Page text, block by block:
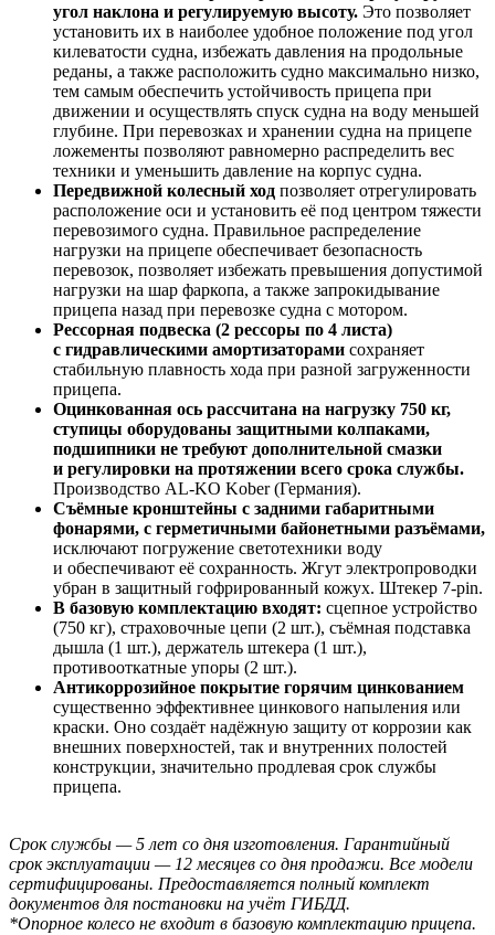
угол наклона и регулируемую высоту. Это позволяет
установить их в наиболее удобное положение под угол
килеватости судна, избежать давления на продольные
реданы, а также расположить судно максимально низко,
тем самым обеспечить устойчивость прицепа при
движении и осуществлять спуск судна на воду меньшей
глубине. При перевозках и хранении судна на прицепе
ложементы позволяют равномерно распределить вес
техники и уменьшить давление на корпус судна.
Передвижной колесный ход позволяет отрегулировать
расположение оси и установить её под центром тяжести
перевозимого судна. Правильное распределение
нагрузки на прицепе обеспечивает безопасность
перевозок, позволяет избежать превышения допустимой
нагрузки на шар фаркопа, а также запрокидывание
прицепа назад при перевозке судна с мотором.
Рессорная подвеска (2 рессоры по 4 листа)
с гидравлическими амортизаторами сохраняет
стабильную плавность хода при разной загруженности
прицепа.
Оцинкованная ось рассчитана на нагрузку 750 кг,
ступицы оборудованы защитными колпаками,
подшипники не требуют дополнительной смазки
и регулировки на протяжении всего срока службы.
Производство AL-KO Kober (Германия).
Съёмные кронштейны с задними габаритными
фонарями, с герметичными байонетными разъёмами,
исключают погружение светотехники воду
и обеспечивают её сохранность. Жгут электропроводки
убран в защитный гофрированный кожух. Штекер 7-pin.
В базовую комплектацию входят: сцепное устройство
(750 кг), страховочные цепи (2 шт.), съёмная подставка
дышла (1 шт.), держатель штекера (1 шт.),
противооткатные упоры (2 шт.).
Антикоррозийное покрытие горячим цинкованием
существенно эффективнее цинкового напыления или
краски. Оно создаёт надёжную защиту от коррозии как
внешних поверхностей, так и внутренних полостей
конструкции, значительно продлевая срок службы
прицепа.
Срок службы — 5 лет со дня изготовления. Гарантийный
срок эксплуатации — 12 месяцев со дня продажи. Все модели
сертифицированы. Предоставляется полный комплект
документов для постановки на учёт ГИБДД.
*Опорное колесо не входит в базовую комплектацию прицепа.